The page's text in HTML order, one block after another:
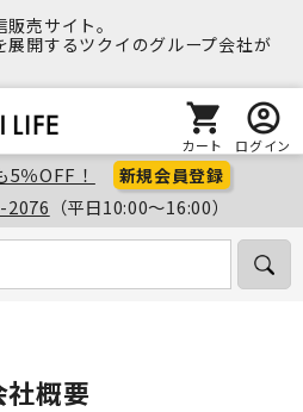
売サイト。
展開するツクイのグループ会社が
カート ログイン
％OFF！ 新規会員登録
2076 （平日10:00～16:00）
社概要